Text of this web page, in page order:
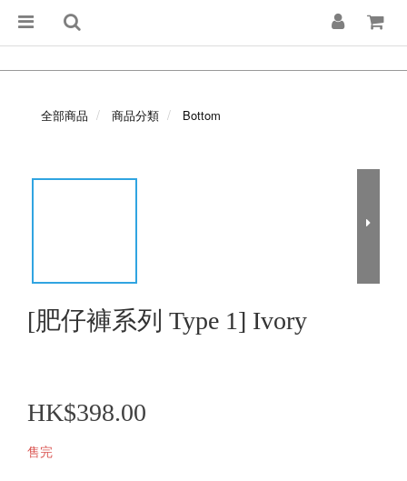
全部商品 商品分類 Bottom
[肥仔褲系列 Type 1] Ivory
HK$398.00
售完